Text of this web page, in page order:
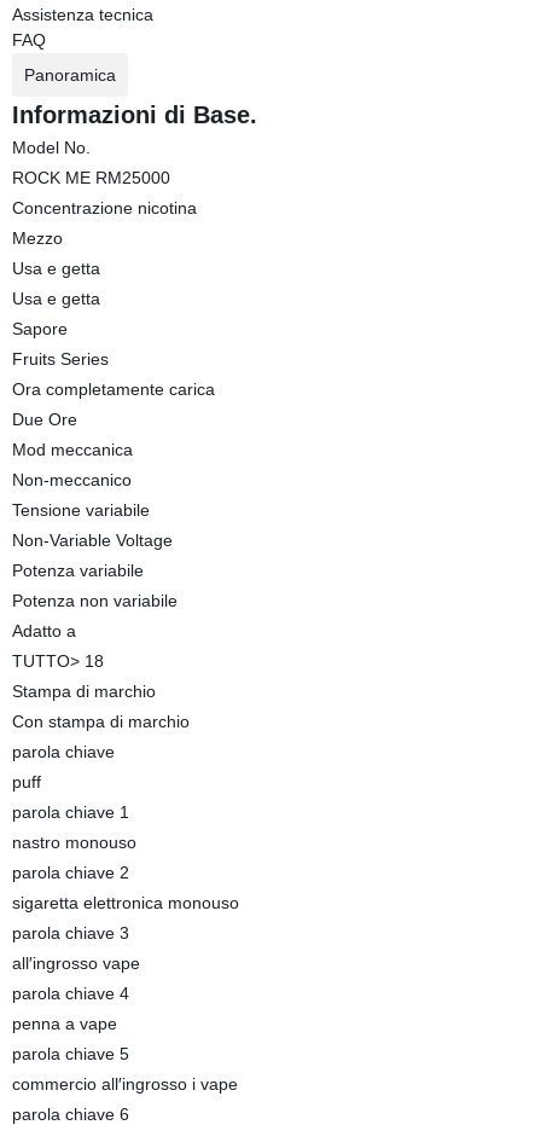
Assistenza tecnica
FAQ
Panoramica
Informazioni di Base.
Model No.
ROCK ME RM25000
Concentrazione nicotina
Mezzo
Usa e getta
Usa e getta
Sapore
Fruits Series
Ora completamente carica
Due Ore
Mod meccanica
Non-meccanico
Tensione variabile
Non-Variable Voltage
Potenza variabile
Potenza non variabile
Adatto a
TUTTO> 18
Stampa di marchio
Con stampa di marchio
parola chiave
puff
parola chiave 1
nastro monouso
parola chiave 2
sigaretta elettronica monouso
parola chiave 3
all′ingrosso vape
parola chiave 4
penna a vape
parola chiave 5
commercio all′ingrosso i vape
parola chiave 6